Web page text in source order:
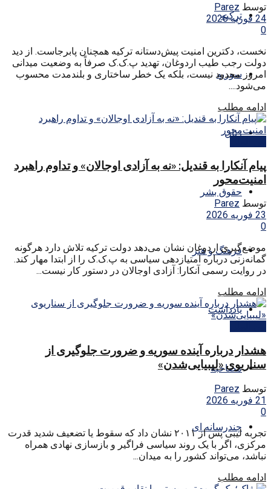
ترکیه
سوریه
زنان
حقوق بشر
فرهنگ و هنر
یادداشت
مصاحبه
چندرسانه ای
توسط Parez
24 فوریه 2026
0
نخست، دکترین امنیت پیش‌دستانه ترکیه همچنان پابرجاست. از دید
دولت رجب طیب اردوغان، تهدید پ.ک.ک صرفاً به وضعیت میدانی
امروز محدود نیست، بلکه یک خطر ساختاری و بلندمدت محسوب
می‌شود....
ادامه مطلب
پیام آنکارا به قندیل: «نه به آزادی اوجالان» و تداوم راهبرد
امنیت‌محور
توسط Parez
23 فوریه 2026
0
موضع‌گیری اردوغان نشان می‌دهد دولت ترکیه تلاش دارد هرگونه
گمانه‌زنی درباره امتیازدهی سیاسی به پ.ک.ک را از ابتدا مهار کند.
در روایت رسمی آنکارا: آزادی اوجالان در دستور کار نیست...
ادامه مطلب
هشدار درباره آینده سوریه و ضرورت جلوگیری از
سناریوی «لیبیایی‌شدن»
توسط Parez
21 فوریه 2026
0
تجربه لیبی پس از ۲۰۱۱ نشان داد که سقوط یا تضعیف شدید قدرت
مرکزی، اگر با یک روند سیاسی فراگیر و بازسازی نهادی همراه
نباشد، می‌تواند کشور را به میدان...
ادامه مطلب